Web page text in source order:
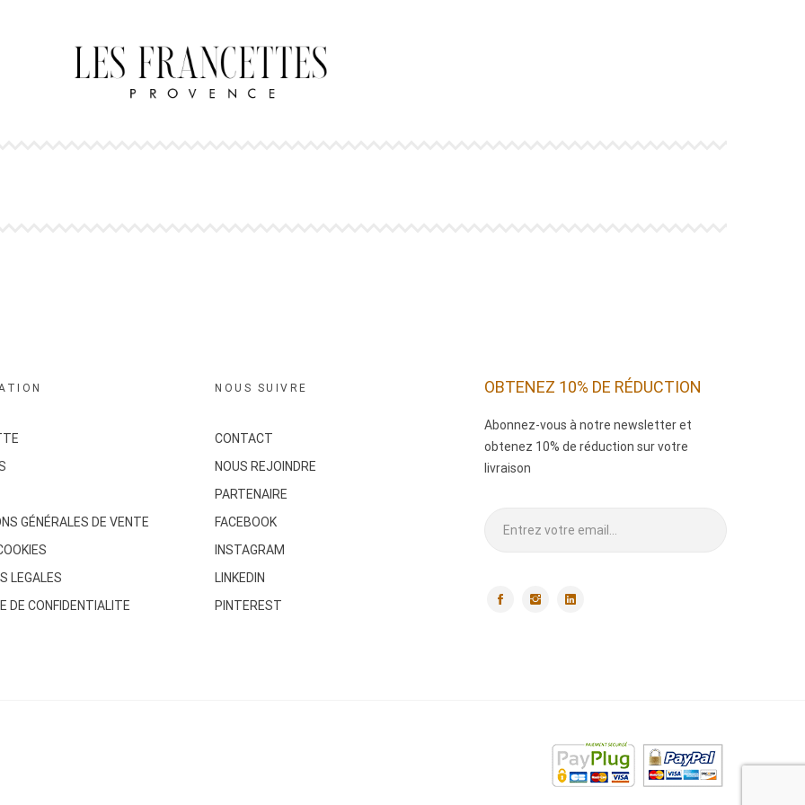
GÉNÉRALES DE VENTE
LEGALES
DE CONFIDENTIALITE
NOUS SUIVRE
CONTACT
NOUS REJOINDRE
PARTENAIRE
FACEBOOK
INSTAGRAM
LINKEDIN
PINTEREST
OBTENEZ 10% DE RÉDUCTION
Abonnez-vous à notre newsletter et
obtenez 10% de réduction sur votre
livraison